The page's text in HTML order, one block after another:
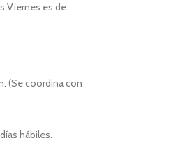
Viernes es de
(Se coordina con
hábiles.